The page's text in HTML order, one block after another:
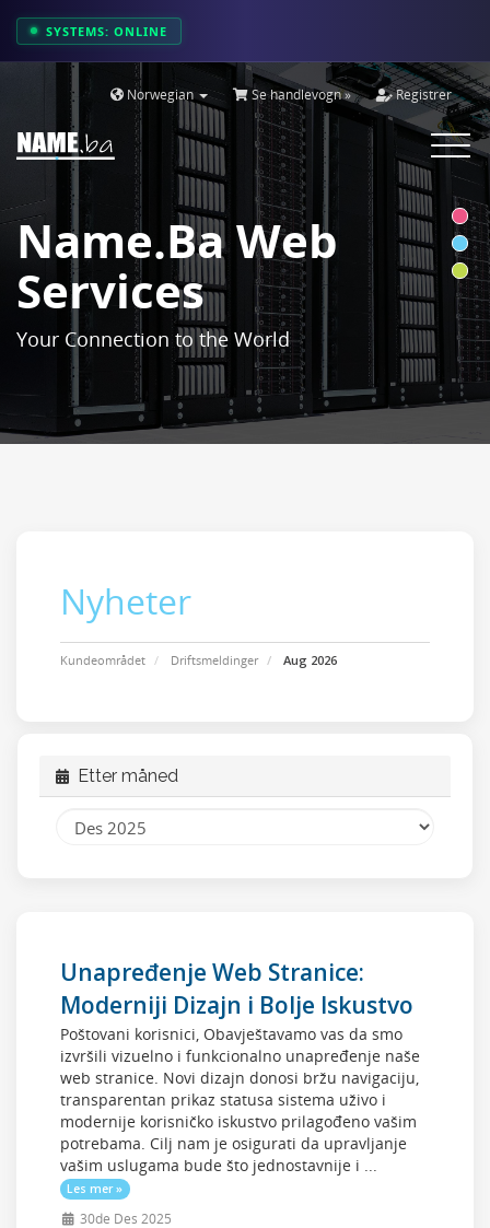
SYSTEMS: ONLINE
Norwegian Se handlevogn » Registrer
Toggle
Name.ba Web
Services
Your Connection to the World
Nyheter
Kundeområdet Driftsmeldinger Aug 2026
Etter måned
Unapređenje Web Stranice:
Moderniji Dizajn i Bolje Iskustvo
Poštovani korisnici, Obavještavamo vas da smo
izvršili vizuelno i funkcionalno unapređenje naše
web stranice. Novi dizajn donosi bržu navigaciju,
transparentan prikaz statusa sistema uživo i
modernije korisničko iskustvo prilagođeno vašim
potrebama. Cilj nam je osigurati da upravljanje
vašim uslugama bude što jednostavnije i ...
Les mer »
30de Des 2025